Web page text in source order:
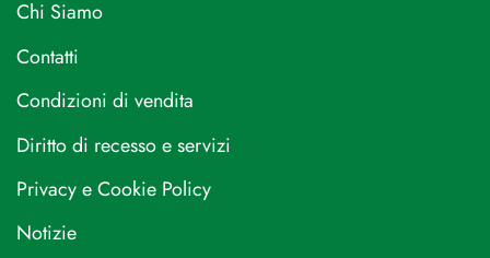
Chi Siamo
Contatti
Condizioni di vendita
Diritto di recesso e servizi
Privacy e Cookie Policy
Notizie